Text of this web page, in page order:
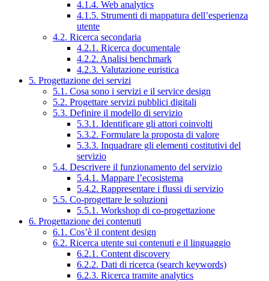
4.1.4. Web analytics
4.1.5. Strumenti di mappatura dell’esperienza
utente
4.2. Ricerca secondaria
4.2.1. Ricerca documentale
4.2.2. Analisi benchmark
4.2.3. Valutazione euristica
5. Progettazione dei servizi
5.1. Cosa sono i servizi e il service design
5.2. Progettare servizi pubblici digitali
5.3. Definire il modello di servizio
5.3.1. Identificare gli attori coinvolti
5.3.2. Formulare la proposta di valore
5.3.3. Inquadrare gli elementi costitutivi del
servizio
5.4. Descrivere il funzionamento del servizio
5.4.1. Mappare l’ecosistema
5.4.2. Rappresentare i flussi di servizio
5.5. Co-progettare le soluzioni
5.5.1. Workshop di co-progettazione
6. Progettazione dei contenuti
6.1. Cos’è il content design
6.2. Ricerca utente sui contenuti e il linguaggio
6.2.1. Content discovery
6.2.2. Dati di ricerca (search keywords)
6.2.3. Ricerca tramite analytics